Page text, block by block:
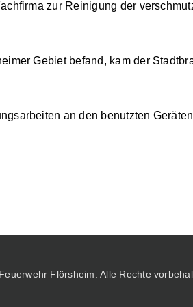
zur Reinigung der
Gebiet befand, kam der
an den benutzten
Flörsheim. Alle Rechte